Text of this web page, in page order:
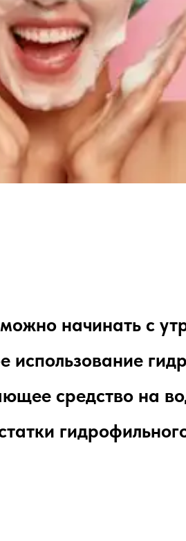
начинать с
использование
средство на